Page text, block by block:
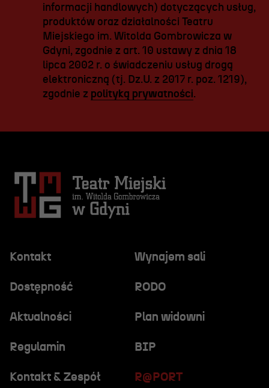
informacji handlowych) dotyczących usług,
produktów oraz działalności Teatru
Miejskiego im. Witolda Gombrowicza w
Gdyni, zgodnie z art. 10 ustawy z dnia 18
lipca 2002 r. o świadczeniu usług drogą
elektroniczną (tj. Dz.U. z 2017 r. poz. 1219),
zgodnie z polityką prywatności.
Kontakt Wynajem sali
Dostępność RODO
R@PORT
Aktualności Plan widowni
Regulamin BIP
Kontakt & Zespół